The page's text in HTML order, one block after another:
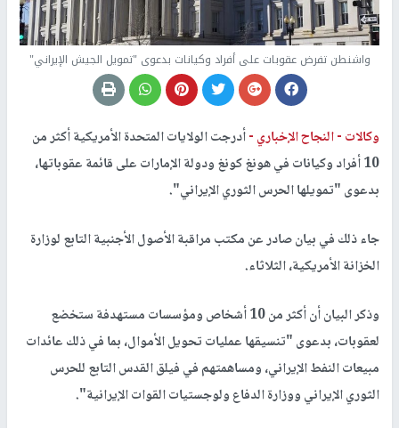
واشنطن تفرض عقوبات على أفراد وكيانات بدعوى "تمويل الجيش الإيراني"
وكالات -النجاح الإخباري -أدرجت الولايات المتحدة الأمريكية أكثر من
10 أفراد وكيانات في هونغ كونغ ودولة الإمارات على قائمة عقوباتها،
بدعوى "تمويلها الحرس الثوري الإيراني".
جاء ذلك في بيان صادر عن مكتب مراقبة الأصول الأجنبية التابع لوزارة
الخزانة الأمريكية، الثلاثاء.
وذكر البيان أن أكثر من 10 أشخاص ومؤسسات مستهدفة ستخضع
لعقوبات، بدعوى "تنسيقها عمليات تحويل الأموال، بما في ذلك عائدات
مبيعات النفط الإيراني، ومساهمتهم في فيلق القدس التابع للحرس
الثوري الإيراني ووزارة الدفاع ولوجستيات القوات الإيرانية".